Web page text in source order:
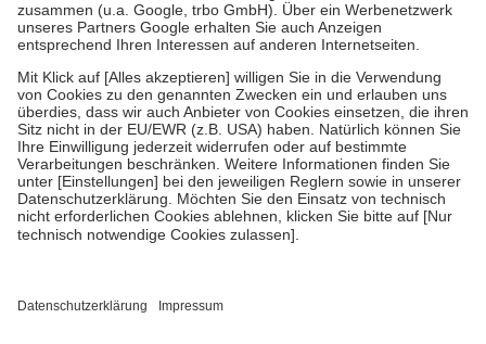
Verordnung.
Um das Engagement der Versicherten für ihre eigene Gesundheit
zu stärken und die besondere Stellung der Familie zu unterstützen,
fallenkeine Zuzahlungenan bei:
• Kindern und Jugendlichen bis zum vollendeten 18. Lebensjahr
mit Ausnahme der Fahrkosten
• Untersuchungen zur Vorsorge und Früherkennung, die von der
GKV getragen werden
• empfohlenen Schutzimpfungen
• Harn- und Blutteststreifen
getroffen, um sicherzustellen, dass es sich um echte Bewertungen